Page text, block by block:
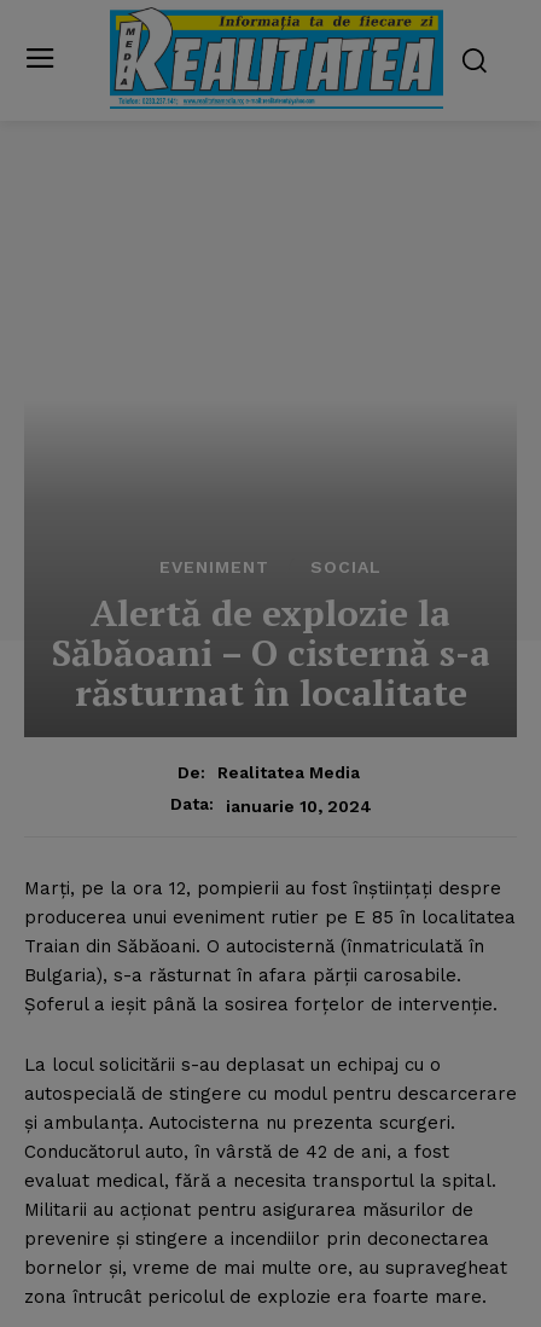
EVENIMENT SOCIAL
Alertă de explozie la
Săbăoani – O cisternă s-a
răsturnat în localitate
De:
Realitatea Media
Data:
ianuarie 10, 2024
Marţi, pe la ora 12, pompierii au fost înştiinţaţi despre
producerea unui eveniment rutier pe E 85 în localitatea
Traian din Săbăoani. O autocisternă (înmatriculată în
Bulgaria), s-a răsturnat în afara părţii carosabile.
Şoferul a ieşit până la sosirea forţelor de intervenţie.
La locul solicitării s-au deplasat un echipaj cu o
autospecială de stingere cu modul pentru descarcerare
şi ambulanţa. Autocisterna nu prezenta scurgeri.
Conducătorul auto, în vârstă de 42 de ani, a fost
evaluat medical, fără a necesita transportul la spital.
Militarii au acţionat pentru asigurarea măsurilor de
prevenire şi stingere a incendiilor prin deconectarea
bornelor şi, vreme de mai multe ore, au supravegheat
zona întrucât pericolul de explozie era foarte mare.